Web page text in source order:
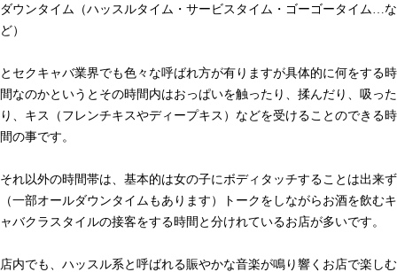
ダウンタイム（ハッスルタイム・サービスタイム・ゴーゴータイム…な
ど）
とセクキャバ業界でも色々な呼ばれ方が有りますが具体的に何をする時
間なのかというとその時間内はおっぱいを触ったり、揉んだり、吸った
り、キス（フレンチキスやディープキス）などを受けることのできる時
間の事です。
それ以外の時間帯は、基本的は女の子にボディタッチすることは出来ず
（一部オールダウンタイムもあります）トークをしながらお酒を飲むキ
ャバクラスタイルの接客をする時間と分けれているお店が多いです。
店内でも、ハッスル系と呼ばれる賑やかな音楽が鳴り響くお店で楽しむ